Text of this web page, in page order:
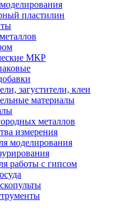
пластилин
МКР
загустители, клеи
материалы
металлов
измерения
моделирования
работы с гипсом